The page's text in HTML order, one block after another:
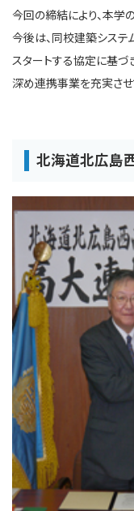
今回の締結により、本学
今後は、同校建築シス
スタートする協定に基
深め連携事業を充実させ
北海道北広島